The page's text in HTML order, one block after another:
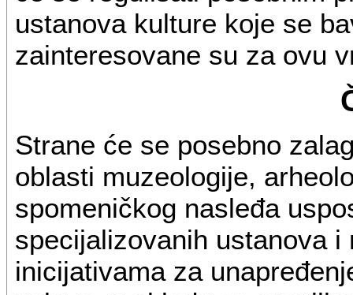
ustanova kulture koje se
zainteresovane su za ovu
Strane će se posebno
oblasti muzeologije,
spomeničkog nasleđa
specijalizovanih ustanova
inicijativama za